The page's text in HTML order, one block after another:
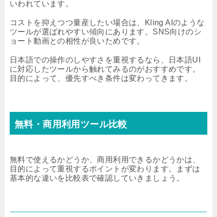
いわれています。
コストを抑えつつ量産したい場合は、Kling AIのような
ツールが選ばれやすい傾向にあります。SNS向けのシ
ョート動画との相性が良いためです。
日本語での操作のしやすさを重視するなら、日本語UI
に対応したツールから触れてみるのがおすすめです。
目的によって、優先すべき条件は変わってきます。
無料・商用利用ツール比較
無料で使えるかどうか、商用利用できるかどうかは、
目的によって重視するポイントが変わります。まずは
基本的な違いを比較表で確認していきましょう。